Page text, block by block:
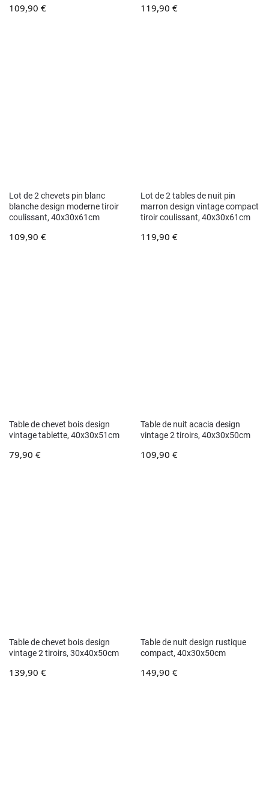
109,90 € 119,90 €
Lot de 2 chevets pin blanc
blanche design moderne tiroir
coulissant, 40x30x61cm
109,90 €
Lot de 2 tables de nuit pin
marron design vintage compact
tiroir coulissant, 40x30x61cm
119,90 €
Table de chevet bois design
vintage tablette, 40x30x51cm
79,90 €
Table de nuit acacia design
vintage 2 tiroirs, 40x30x50cm
109,90 €
Table de chevet bois design
vintage 2 tiroirs, 30x40x50cm
139,90 €
Table de nuit design rustique
compact, 40x30x50cm
149,90 €